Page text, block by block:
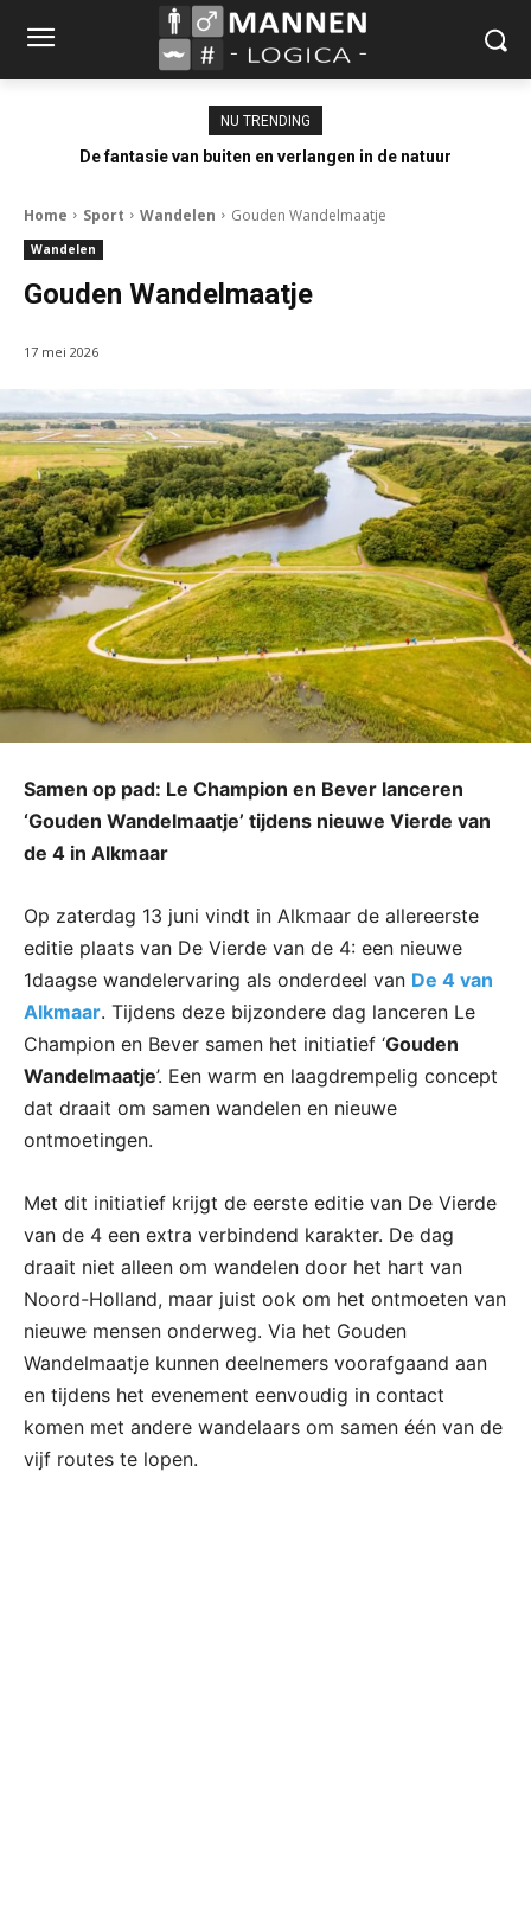
NU TRENDING
De fantasie van buiten en verlangen in de natuur
Home Sport Wandelen Gouden Wandelmaatje
Wandelen
Gouden Wandelmaatje
17 mei 2026
Samen op pad: Le Champion en Bever lanceren
‘Gouden Wandelmaatje’ tijdens nieuwe Vierde van
de 4 in Alkmaar
Op zaterdag 13 juni vindt in Alkmaar de allereerste
editie plaats van De Vierde van de 4: een nieuwe
1daagse wandelervaring als onderdeel van De 4 van
Alkmaar. Tijdens deze bijzondere dag lanceren Le
Champion en Bever samen het initiatief ‘Gouden
Wandelmaatje’. Een warm en laagdrempelig concept
dat draait om samen wandelen en nieuwe
ontmoetingen.
Met dit initiatief krijgt de eerste editie van De Vierde
van de 4 een extra verbindend karakter. De dag
draait niet alleen om wandelen door het hart van
Noord-Holland, maar juist ook om het ontmoeten van
nieuwe mensen onderweg. Via het Gouden
Wandelmaatje kunnen deelnemers voorafgaand aan
en tijdens het evenement eenvoudig in contact
komen met andere wandelaars om samen één van de
vijf routes te lopen.